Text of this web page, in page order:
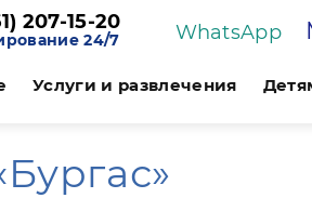
207-15-20
24/7 WhatsApp
Услуги и развлечения